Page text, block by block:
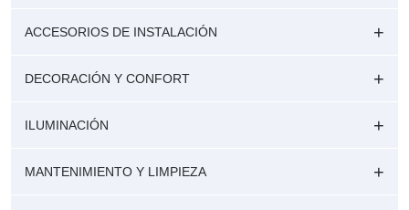
ACCESORIOS DE INSTALACIÓN
DECORACIÓN Y CONFORT
ILUMINACIÓN
MANTENIMIENTO Y LIMPIEZA